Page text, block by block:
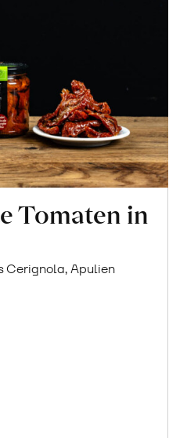
Tomaten in
Cerignola, Apulien